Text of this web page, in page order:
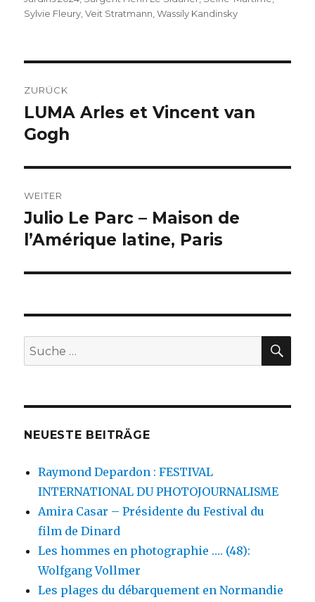
Sylvie Fleury ,Veit Stratmann ,Wassily Kandinsky
ZURÜCK
Vorheriger
Beitrag:
LUMA Arles et Vincent van
Gogh
WEITER
Nächster
Beitrag:
Julio Le Parc – Maison de
l’Amérique latine, Paris
Suche
nach:
NEUESTE BEITRÄGE
Raymond Depardon : FESTIVAL
INTERNATIONAL DU PHOTOJOURNALISME
Amira Casar – Présidente du Festival du
film de Dinard
Les hommes en photographie …. (48):
Wolfgang Vollmer
Les plages du débarquement en Normandie